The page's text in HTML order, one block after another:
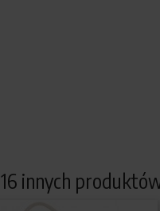
16 innych